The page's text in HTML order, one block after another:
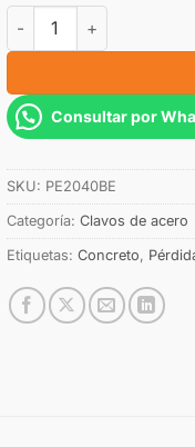
Consultar por
SKU: PE2040BE
Categoría: Clavos de acero
Etiquetas: Concreto,